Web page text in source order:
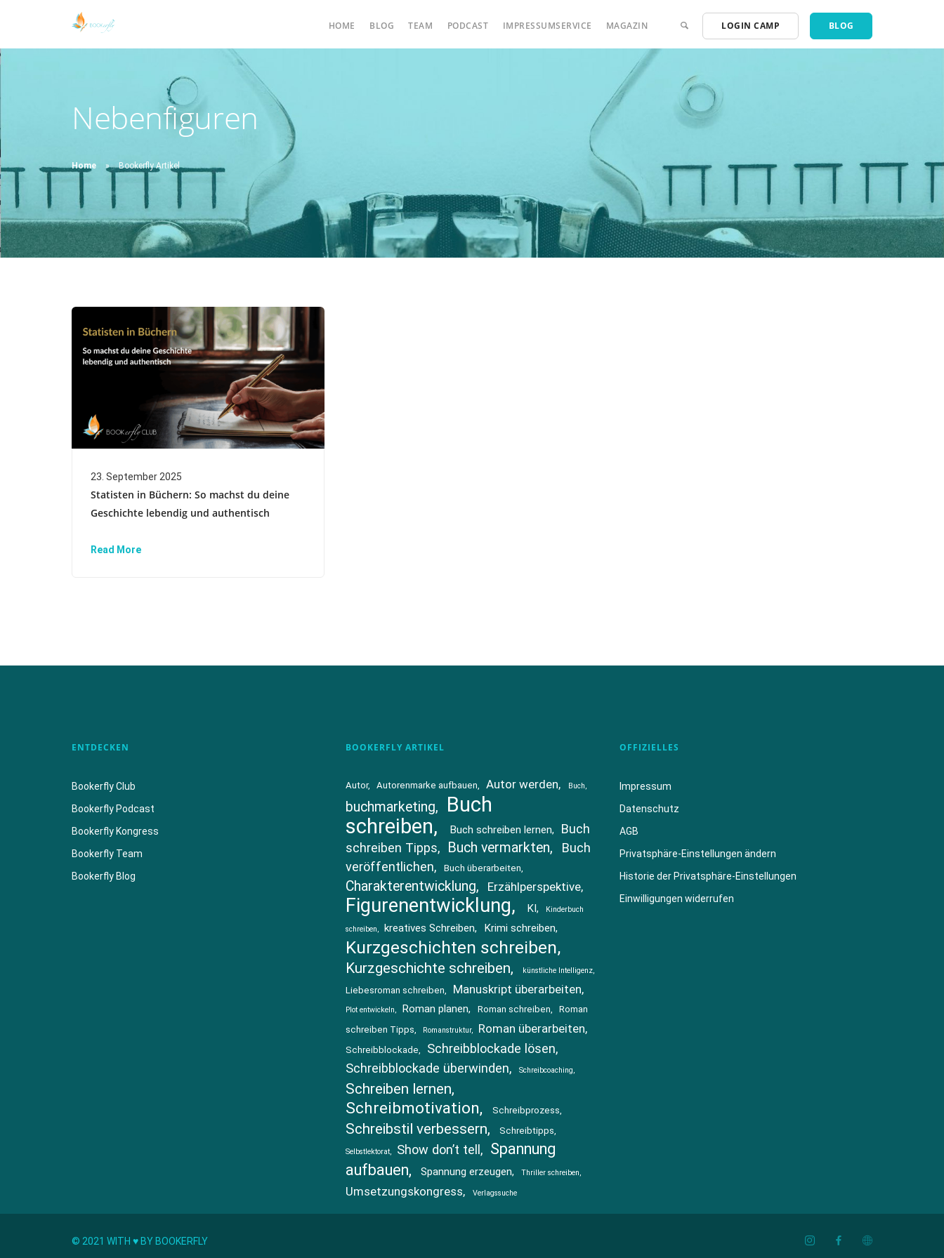
HOME BLOG TEAM PODCAST IMPRESSUMSERVICE MAGAZIN LOGIN CAMP BLOG
Nebenfiguren
Home Bookerfly Artikel
23. September 2025
Statisten in Büchern: So machst du deine
Geschichte lebendig und authentisch
Read More
ENTDECKEN
Bookerfly Club
Bookerfly Podcast
Bookerfly Kongress
Bookerfly Team
Bookerfly Blog
BOOKERFLY ARTIKEL
Autor Autorenmarke aufbauen Autor werden Buch
buchmarketing
Buch
schreiben
Buch schreiben lernen
Buch
schreiben Tipps
Buch vermarkten
Buch
veröffentlichen
Buch überarbeiten
Charakterentwicklung Erzählperspektive
Figurenentwicklung KI Kinderbuch
schreiben kreatives Schreiben Krimi schreiben
Kurzgeschichten schreiben
Kurzgeschichte schreiben künstliche Intelligenz
Liebesroman schreiben Manuskript überarbeiten
Plot entwickeln Roman planen Roman schreiben
Roman
schreiben Tipps
Romanstruktur Roman überarbeiten
Schreibblockade
Schreibblockade lösen
Schreibblockade überwinden
Schreibcoaching
Schreiben lernen
Schreibmotivation Schreibprozess
Schreibstil verbessern Schreibtipps
Selbstlektorat Show don’t tell
Spannung
aufbauen
Spannung erzeugen Thriller schreiben
Umsetzungskongress Verlagssuche
OFFIZIELLES
Impressum
Datenschutz
AGB
Privatsphäre-Einstellungen ändern
Historie der Privatsphäre-Einstellungen
Einwilligungen widerrufen
© 2021 WITH ♥︎ BY BOOKERFLY